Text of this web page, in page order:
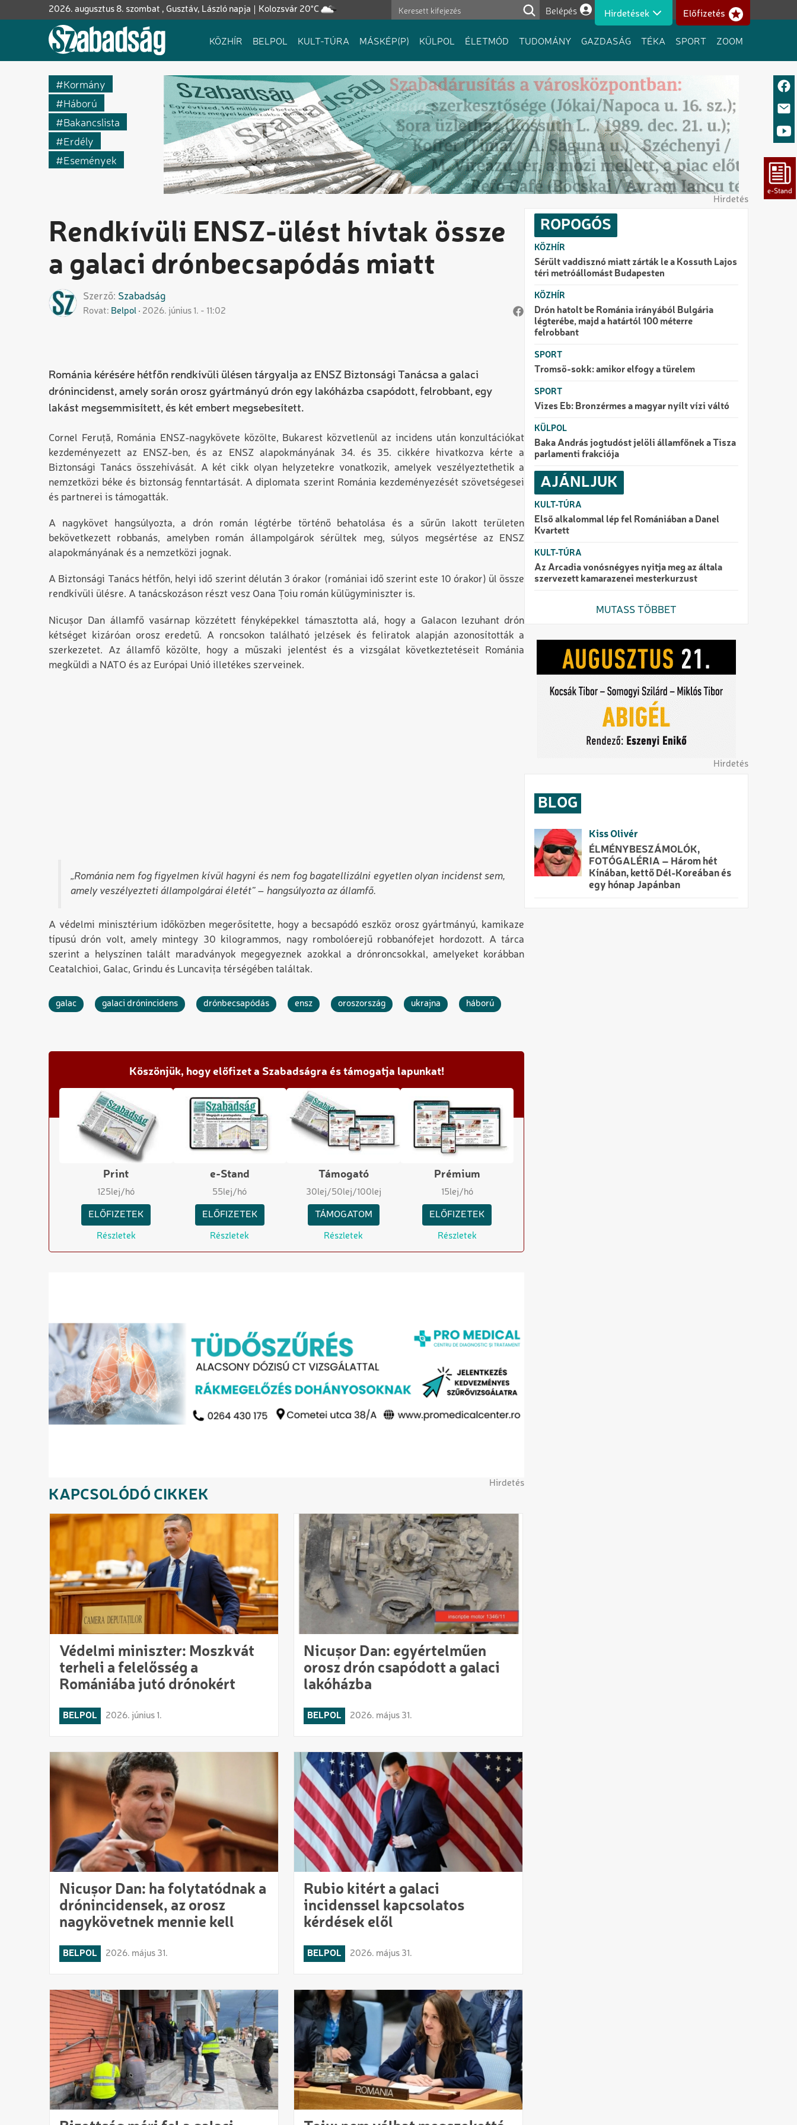
a
Kolozsvár 20°C
2026. augusztus 8. szombat , Gusztáv, László napja
Felhasználói fiók menüje
Belépés Hirdetések Előfizetés
Fő
KÖZHÍR BELPOL KULT-TÚRA MÁSKÉP(P) KÜLPOL ÉLETMÓD TUDOMÁNY GAZDASÁG TÉKA SPORT ZOOM
Kormány
Háború
Bakancslista
Erdély
Események
Hirdetés
Rendkívüli ENSZ-ülést hívtak össze
a galaci drónbecsapódás miatt
Szerző Szabadság
Rovat Belpol 2026. június 1. - 11:02
Románia kérésére hétfőn rendkívüli ülésen tárgyalja az ENSZ Biztonsági Tanácsa a galaci
drónincidenst, amely során orosz gyártmányú drón egy lakóházba csapódott, felrobbant, egy
lakást megsemmisített, és két embert megsebesített.
Cornel Feruță, Románia ENSZ-nagykövete közölte, Bukarest közvetlenül az incidens után konzultációkat
kezdeményezett az ENSZ-ben, és az ENSZ alapokmányának 34. és 35. cikkére hivatkozva kérte a
Biztonsági Tanács összehívását. A két cikk olyan helyzetekre vonatkozik, amelyek veszélyeztethetik a
nemzetközi béke és biztonság fenntartását. A diplomata szerint Románia kezdeményezését szövetségesei
és partnerei is támogatták.
A nagykövet hangsúlyozta, a drón román légtérbe történő behatolása és a sűrűn lakott területen
bekövetkezett robbanás, amelyben román állampolgárok sérültek meg, súlyos megsértése az ENSZ
alapokmányának és a nemzetközi jognak.
A Biztonsági Tanács hétfőn, helyi idő szerint délután 3 órakor (romániai idő szerint este 10 órakor) ül össze
rendkívüli ülésre. A tanácskozáson részt vesz Oana Țoiu román külügyminiszter is.
Nicușor Dan államfő vasárnap közzétett fényképekkel támasztotta alá, hogy a Galacon lezuhant drón
kétséget kizáróan orosz eredetű. A roncsokon található jelzések és feliratok alapján azonosították a
szerkezetet. Az államfő közölte, hogy a műszaki jelentést és a vizsgálat következtetéseit Románia
megküldi a NATO és az Európai Unió illetékes szerveinek.
„Románia nem fog figyelmen kívül hagyni és nem fog bagatellizálni egyetlen olyan incidenst sem,
amely veszélyezteti állampolgárai életét” – hangsúlyozta az államfő.
A védelmi minisztérium időközben megerősítette, hogy a becsapódó eszköz orosz gyártmányú, kamikaze
típusú drón volt, amely mintegy 30 kilogrammos, nagy rombolóerejű robbanófejet hordozott. A tárca
szerint a helyszínen talált maradványok megegyeznek azokkal a drónroncsokkal, amelyeket korábban
Ceatalchioi, Galac, Grindu és Luncavița térségében találtak.
galac galaci drónincidens drónbecsapódás ensz oroszország ukrajna háború
Köszönjük, hogy előfizet a Szabadságra és támogatja lapunkat!
Print
125lej/hó
ELŐFIZETEK
Részletek
e-Stand
55lej/hó
ELŐFIZETEK
Részletek
Támogató
30lej/50lej/100lej
TÁMOGATOM
Részletek
Prémium
15lej/hó
ELŐFIZETEK
Részletek
Hirdetés
KAPCSOLÓDÓ CIKKEK
Védelmi miniszter: Moszkvát
terheli a felelősség a
Romániába jutó drónokért
BELPOL 2026. június 1.
Nicușor Dan: egyértelműen
orosz drón csapódott a galaci
lakóházba
BELPOL 2026. május 31.
Nicușor Dan: ha folytatódnak a
drónincidensek, az orosz
nagykövetnek mennie kell
BELPOL 2026. május 31.
Rubio kitért a galaci
incidenssel kapcsolatos
kérdések elől
BELPOL 2026. május 31.
ROPOGÓS
KÖZHÍR
Sérült vaddisznó miatt zárták le a Kossuth Lajos
téri metróállomást Budapesten
KÖZHÍR
Drón hatolt be Románia irányából Bulgária
légterébe, majd a határtól 100 méterre
felrobbant
SPORT
Tromsö-sokk: amikor elfogy a türelem
SPORT
Vizes Eb: Bronzérmes a magyar nyílt vízi váltó
KÜLPOL
Baka András jogtudóst jelöli államfőnek a Tisza
parlamenti frakciója
AJÁNLJUK
KULT-TÚRA
Első alkalommal lép fel Romániában a Danel
Kvartett
KULT-TÚRA
Az Arcadia vonósnégyes nyitja meg az általa
szervezett kamarazenei mesterkurzust
MUTASS TÖBBET
Hirdetés
BLOG
Kiss Olivér
ÉLMÉNYBESZÁMOLÓK,
FOTÓGALÉRIA – Három hét
Kínában, kettő Dél-Koreában és
egy hónap Japánban